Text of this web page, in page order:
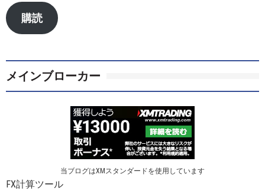
ア
ド
購読
メインブローカー
当ブログはXMスタンダードを使用しています
FX計算ツール